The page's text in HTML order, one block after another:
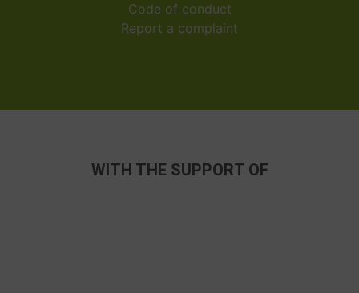
Code of conduct
Report a complaint
WITH THE SUPPORT OF